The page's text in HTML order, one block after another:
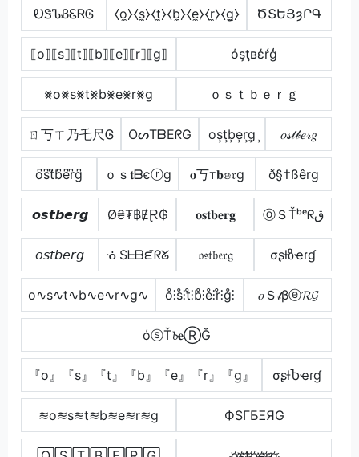
ᎧᏕᏖᏰᏋᏒᎶ ⧼o̼⧽⧼s̼⧽⧼t̼⧽⧼b̼⧽⧼e̼⧽⧼r̼⧽⧼g̼⧽ ԾՏԵՅȝՐԳ
⟦o⟧⟦s⟧⟦t⟧⟦b⟧⟦e⟧⟦r⟧⟦g⟧ όşţвέŕģ
⨳o⨳s⨳t⨳b⨳e⨳r⨳g ｏｓｔｂｅｒｇ
ㄖ丂ㄒ乃乇尺Ꮆ OᔕTᗷEᖇG o͢s͢t͢b͢e͢r͢g͢ 𝑜𝓈𝓉𝒷𝑒𝓇𝑔
o͆s͆t͆b͆e͆r͆g͆ ｏｓ𝐭ᗷєⓡg 𝐨丂т𝐛𝕖𝔯g ð§†ßêrg
𝙤𝙨𝙩𝙗𝙚𝙧𝙜 Ø₴₮฿ɆⱤ₲ 𝐨𝐬𝐭𝐛𝐞𝐫𝐠 ⓞＳŤᵇᵉᖇق
𝘰𝘴𝘵𝘣𝘦𝘳𝘨 ᓍSᖶᗷᘿᖇᘜ 𝔬𝔰𝔱𝔟𝔢𝔯𝔤 σʂƚზҽɾɠ
o∿s∿t∿b∿e∿r∿g∿ o̊⫶s̊⫶t̊⫶b̊⫶e̊⫶r̊⫶g̊⫶ 𝑜Ｓ𝓉βⓔ𝓡𝓖
όⓢŤ𝓫𝐞ⓇĞ
『o』『s』『t』『b』『e』『r』『g』 σʂƚႦҽɾɠ
≋o≋s≋t≋b≋e≋r≋g ФSΓБΞЯG